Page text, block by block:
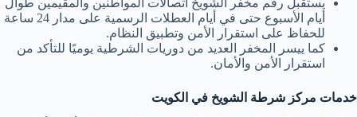
يستقبل رقم مخفر الشويخ اتصالات المواطنين والمقيمين طوال
أيام الأسبوع حتى في أيام العطلات الرسمية على مدار 24 ساعة
للحفاظ على استقرار الأمن وتطبيق النظام.
كما ييسر المخفر العديد من دوريات الشرطية يوميًا للتأكد من
استقرار الأمن والأمان.
خدمات مركز شرطة الشويخ في الكويت